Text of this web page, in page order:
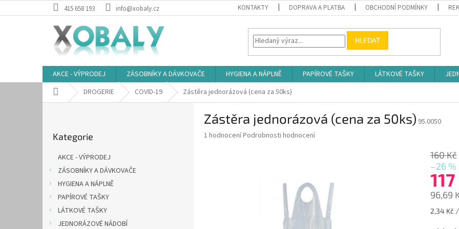
na
415 658 193 info@xobaly.cz KONTAKTY DOPRAVA A PLATBA OBCHODNÍ PODMÍNKY
HLEDAT
AKCE - VÝPRODEJ ZÁSOBNÍKY A DÁVKOVAČE HYGIENA A NÁPLNĚ PAPÍROVÉ TAŠKY LÁTKOVÉ TAŠKY
Domů DROGERIE COVID-19 Zástěra jednorázová (cena za 50ks)
kategorie
Kategorie
AKCE - VÝPRODEJ
ZÁSOBNÍKY A DÁVKOVAČE
HYGIENA A NÁPLNĚ
PAPÍROVÉ TAŠKY
LÁTKOVÉ TAŠKY
JEDNORÁZOVÉ NÁDOBÍ
Zástěra jednorázová (cena za 50ks) 95.0050
Průměrné
1 hodnoceníPodrobnosti hodnocení
160 Kč
–26 %
96,69
Měrná
2,34 Kč